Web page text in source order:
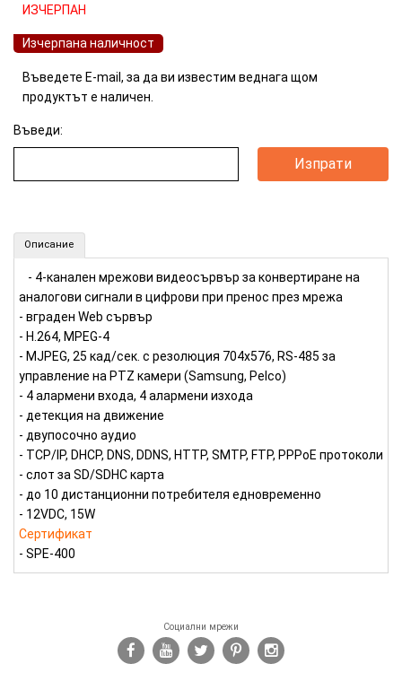
ИЗЧЕРПАН
Изчерпана наличност
Въведете E-mail, за да ви известим веднага щом
продуктът е наличен.
Въведи:
Описание
- 4-канален мрежови видеосървър за конвертиране на
аналогови сигнали в цифрови при пренос през мрежа
- вграден Web сървър
- H.264, MPEG-4
- MJPEG, 25 кад/сек. с резолюция 704х576, RS-485 за
управление на PTZ камери (Samsung, Pelco)
- 4 алармени входа, 4 алармени изхода
- детекция на движение
- двупосочно аудио
- TCP/IP, DHCP, DNS, DDNS, HTTP, SMTP, FTP, PPPoE протоколи
- слот за SD/SDHC карта
- до 10 дистанционни потребителя едновременно
- 12VDC, 15W
Сертификат
- SPE-400
Социални мрежи